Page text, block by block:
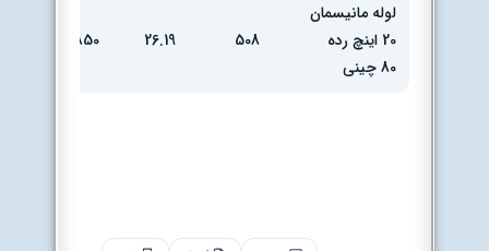
لوله مانیسمان
20 اینچ رده
80 چینی
508
26.19
1850